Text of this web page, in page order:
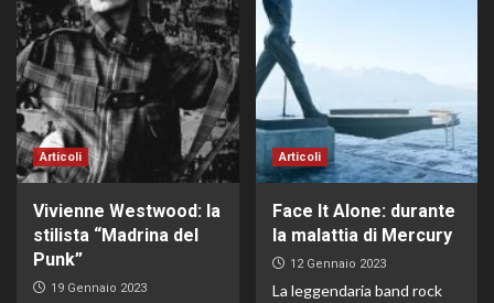
Articoli
Vivienne Westwood: la
stilista “Madrina del
Punk”
19 Gennaio 2023
Articoli
Face It Alone: durante
la malattia di Mercury
12 Gennaio 2023
La leggendaria band rock